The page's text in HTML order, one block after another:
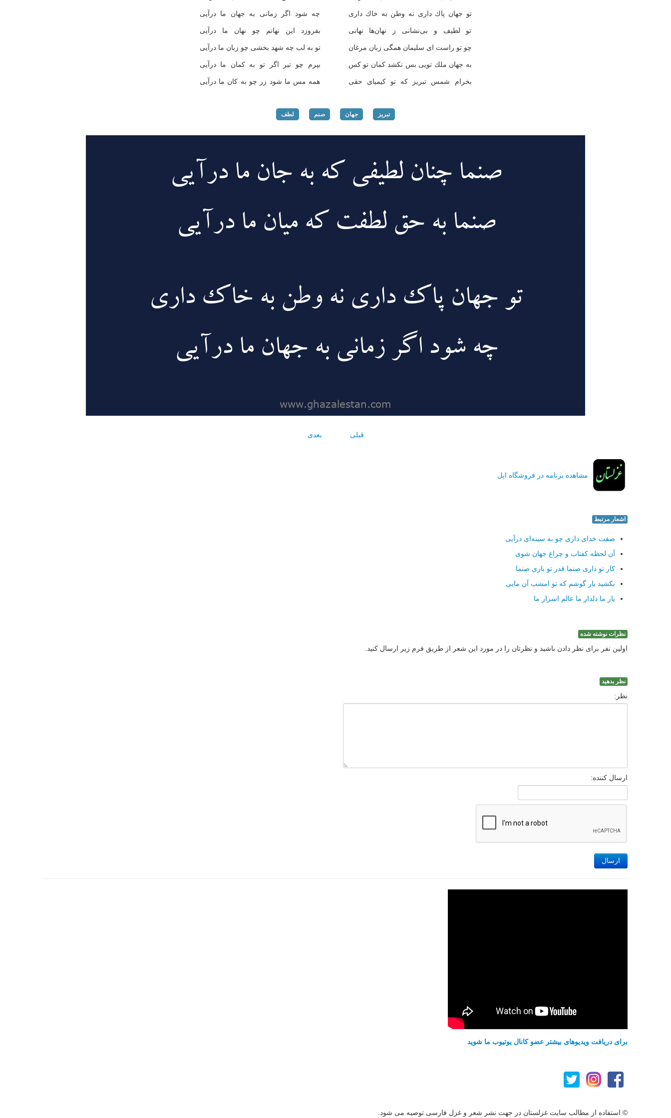
تو جهان پاك داری نه وطن به خاك داری چه شود اگر زمانی به جهان ما درآیی
تو لطیف و بی‌نشانی ز نهان‌ها نهانی بفروزد این نهانم چو نهان ما درآیی
چو تو راست ای سلیمان همگی زبان مرغان تو به لب چه شهد بخشی چو زبان ما درآیی
به جهان ملك تویی بس نكشد كمان تو كس بپرم چو تیر اگر تو به كمان ما درآیی
بخرام شمس تبریز كه تو كیمیای حقی همه مس ما شود زر چو به كان ما درآیی
تبریز جهان صنم لطف
قبلی بعدی
مشاهده برنامه در فروشگاه اپل
اشعار مرتبط
صفت خدای داری چو به سینه‌ای درآیی
آن لحظه كفتاب و چراغ جهان شوی
كار تو داری صنما قدر تو باری صنما
بكشید یار گوشم كه تو امشب آن مایی
یار ما دلدار ما عالم اسرار ما
نظرات نوشته شده
اولین نفر برای نظر دادن باشید و نظرتان را در مورد این شعر از طریق فرم زیر ارسال کنید.
نظر بدهید
نظر:
ارسال کننده:
ارسال
برای دریافت ویدیوهای بیشتر عضو کانال یوتیوب ما شوید
© استفاده از مطالب سایت غزلستان در جهت نشر شعر و غزل فارسی توصیه می شود.